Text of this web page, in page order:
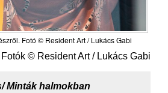
Fotó © Resident Art / Lukács Gabi
Fotók © Resident Art / Lukács Gabi
Minták halmokban